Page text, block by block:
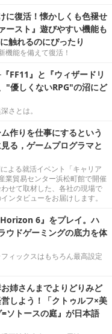
に復活！懐かしくも色褪せ
ースト』遊びやすい機能も
触れるのにぴったり
機能を備えて復活！
FF11』と『ウィザードリ
"優しくないRPG"の沼にど
さとは。
作りを仕事にするという
る，ゲームプログラマと
よる就活イベント「キャリア
業貿易センター浜松町館で開催
せて取材した、各社の現場で
ンタビューをお届けします。
6』をプレイ。ハ
ウドゲーミングの底力を体
ィックスはもちろん最高設定
姉さんまでよりどりみど
しよう！「クトゥルフ×美
ソトースの庭』が日本語